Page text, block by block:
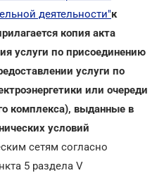
деятельности"к
копия акта
услуги по присоединению
услуги по
или очереди
комплекса), выданные в
условий
сетям согласно
5 раздела V